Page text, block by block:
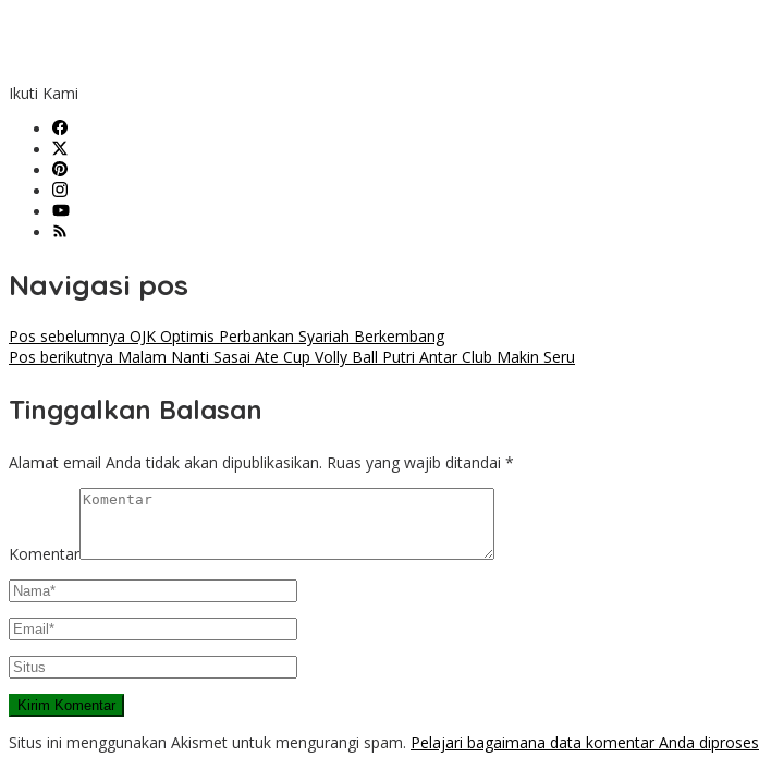
Ikuti Kami
Navigasi pos
Pos sebelumnya OJK Optimis Perbankan Syariah Berkembang
Pos berikutnya Malam Nanti Sasai Ate Cup Volly Ball Putri Antar Club Makin Seru
Tinggalkan Balasan
Alamat email Anda tidak akan dipublikasikan. Ruas yang wajib ditandai *
Komentar
Situs ini menggunakan Akismet untuk mengurangi spam. Pelajari bagaimana data komentar Anda diproses